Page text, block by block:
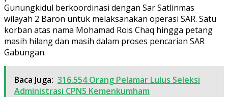
Gunungkidul berkoordinasi dengan Sar Satlinmas
wilayah 2 Baron untuk melaksanakan operasi SAR. Satu
korban atas nama Mohamad Rois Chaq hingga petang
masih hilang dan masih dalam proses pencarian SAR
Gabungan.
Baca Juga: 316.554 Orang Pelamar Lulus Seleksi
Administrasi CPNS Kemenkumham